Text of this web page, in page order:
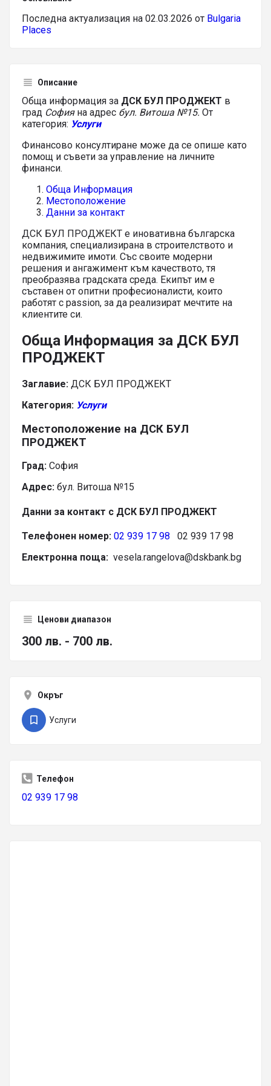
Последна актуализация на 02.03.2026 от Bulgaria
Places
Описание
Обща информация за ДСК БУЛ ПРОДЖЕКТ в
град София на адрес бул. Витоша №15. От
категория: Услуги
Финансово консултиране може да се опише като
помощ и съвети за управление на личните
финанси.
Обща Информация
Местоположение
Данни за контакт
ДСК БУЛ ПРОДЖЕКТ е иновативна българска
компания, специализирана в строителството и
недвижимите имоти. Със своите модерни
решения и ангажимент към качеството, тя
преобразява градската среда. Екипът им е
съставен от опитни професионалисти, които
работят с passion, за да реализират мечтите на
клиентите си.
Обща Информация за ДСК БУЛ
ПРОДЖЕКТ
Заглавие: ДСК БУЛ ПРОДЖЕКТ
Категория: Услуги
Местоположение на ДСК БУЛ
ПРОДЖЕКТ
Град: София
Адрес: бул. Витоша №15
Данни за контакт с ДСК БУЛ ПРОДЖЕКТ
Телефонен номер: 02 939 17 98 02 939 17 98
Електронна поща: vesela.rangelova@dskbank.bg
Ценови диапазон
300 лв. - 700 лв.
Окръг
Услуги
Телефон
02 939 17 98